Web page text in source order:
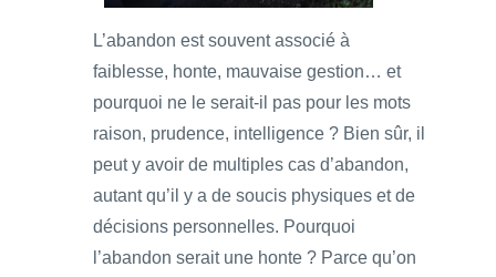
L’abandon est souvent associé à
faiblesse, honte, mauvaise gestion… et
pourquoi ne le serait-il pas pour les mots
raison, prudence, intelligence ? Bien sûr, il
peut y avoir de multiples cas d’abandon,
autant qu’il y a de soucis physiques et de
décisions personnelles. Pourquoi
l’abandon serait une honte ? Parce qu’on